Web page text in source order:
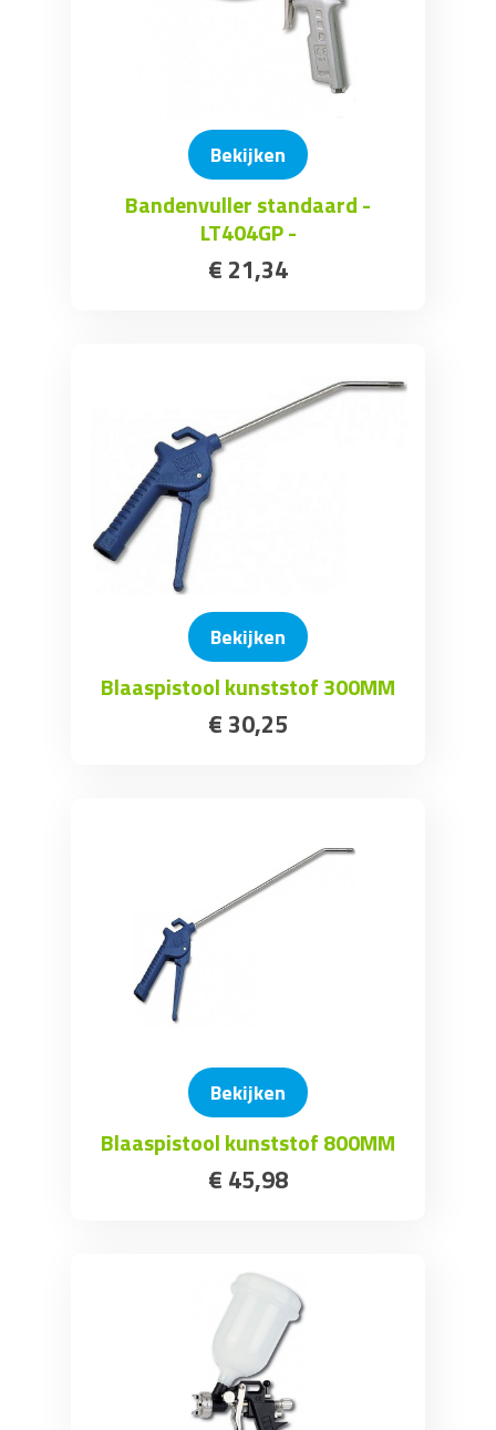
Bekijken
Bandenvuller standaard -
LT404GP -
€ 21,34
Bekijken
Blaaspistool kunststof 300MM
€ 30,25
Bekijken
Blaaspistool kunststof 800MM
€ 45,98